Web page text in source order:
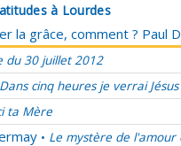
à Lourdes
la grâce, comment ? Paul
du 30 juillet 2012
Dans cinq heures je verrai Jésus
ta Mère
• Le mystère de l'amour